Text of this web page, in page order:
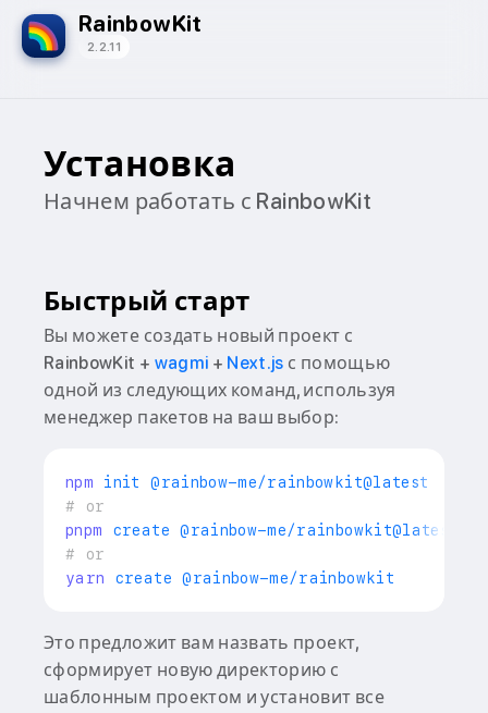
RainbowKit
2.2.11
Установка
Начнем работать с RainbowKit
Быстрый старт
Вы можете создать новый проект с
RainbowKit + wagmi + Next.js с помощью
одной из следующих команд, используя
менеджер пакетов на ваш выбор:
npm
# or
pnpm
# or
yarn
Это предложит вам назвать проект,
сформирует новую директорию с
шаблонным проектом и установит все